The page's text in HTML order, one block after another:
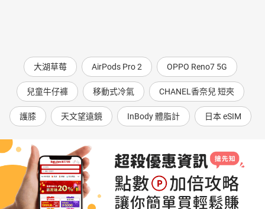
大湖草莓 AirPods Pro 2 OPPO Reno7 5G
兒童牛仔褲 移動式冷氣 CHANEL香奈兒 短夾
護膝 天文望遠鏡 InBody 體脂計 日本 eSIM